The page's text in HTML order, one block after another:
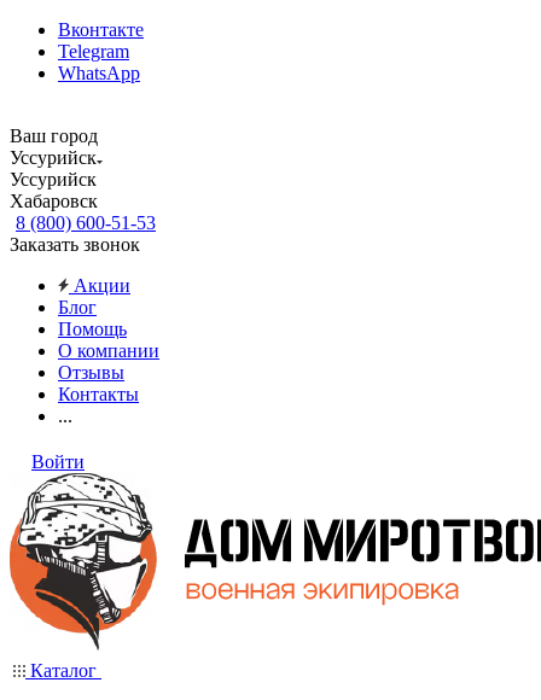
Вконтакте
Telegram
WhatsApp
Ваш город
Уссурийск
Уссурийск
Хабаровск
8 (800) 600-51-53
Заказать звонок
Акции
Блог
Помощь
О компании
Отзывы
Контакты
...
Войти
Каталог